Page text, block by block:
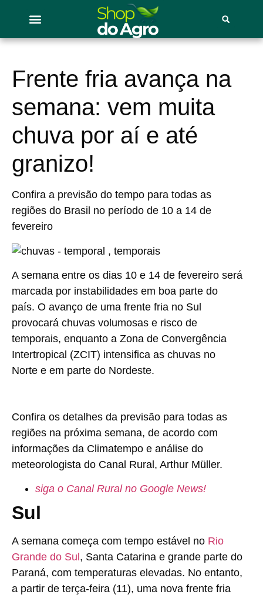
Frente fria avança na
semana: vem muita
chuva por aí e até
granizo!
Confira a previsão do tempo para todas as
regiões do Brasil no período de 10 a 14 de
fevereiro
A semana entre os dias 10 e 14 de fevereiro será
marcada por instabilidades em boa parte do
país. O avanço de uma frente fria no Sul
provocará chuvas volumosas e risco de
temporais, enquanto a Zona de Convergência
Intertropical (ZCIT) intensifica as chuvas no
Norte e em parte do Nordeste.
Confira os detalhes da previsão para todas as
regiões na próxima semana, de acordo com
informações da Climatempo e análise do
meteorologista do Canal Rural, Arthur Müller.
siga o Canal Rural no Google News!
Sul
A semana começa com tempo estável no Rio
Grande do Sul , Santa Catarina e grande parte do
Paraná, com temperaturas elevadas. No entanto,
a partir de terça-feira (11), uma nova frente fria